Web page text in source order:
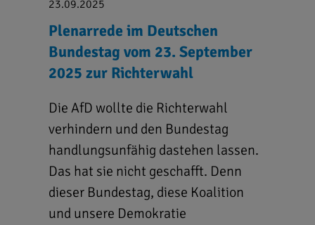
23.09.2025
Plenarrede im Deutschen
Bundestag vom 23. September
2025 zur Richterwahl
Die AfD wollte die Richterwahl
verhindern und den Bundestag
handlungsunfähig dastehen lassen.
Das hat sie nicht geschafft. Denn
dieser Bundestag, diese Koalition
und unsere Demokratie